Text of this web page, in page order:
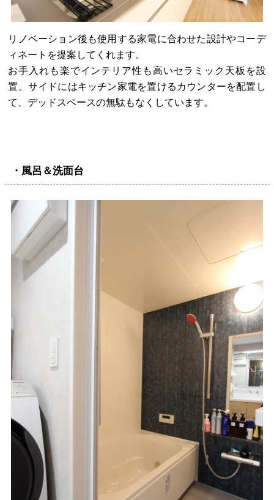
リノベーション後も使用する家電に合わせた設計やコーデ
ィネートを提案してくれます。
お手入れも楽でインテリア性も高いセラミック天板を設
置。サイドにはキッチン家電を置けるカウンターを配置し
て、デッドスペースの無駄もなくしています。
・風呂＆洗面台